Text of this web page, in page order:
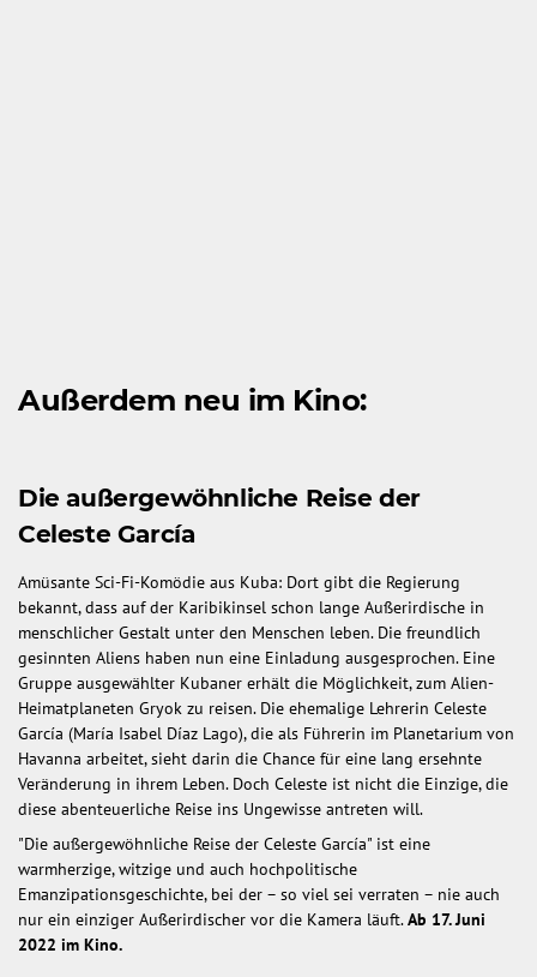
Außerdem neu im Kino:
Die außergewöhnliche Reise der
Celeste García
Amüsante Sci-Fi-Komödie aus Kuba: Dort gibt die Regierung
bekannt, dass auf der Karibikinsel schon lange Außerirdische in
menschlicher Gestalt unter den Menschen leben. Die freundlich
gesinnten Aliens haben nun eine Einladung ausgesprochen. Eine
Gruppe ausgewählter Kubaner erhält die Möglichkeit, zum Alien-
Heimatplaneten Gryok zu reisen. Die ehemalige Lehrerin Celeste
García (María Isabel Díaz Lago), die als Führerin im Planetarium von
Havanna arbeitet, sieht darin die Chance für eine lang ersehnte
Veränderung in ihrem Leben. Doch Celeste ist nicht die Einzige, die
diese abenteuerliche Reise ins Ungewisse antreten will.
"Die außergewöhnliche Reise der Celeste García" ist eine
warmherzige, witzige und auch hochpolitische
Emanzipationsgeschichte, bei der – so viel sei verraten – nie auch
nur ein einziger Außerirdischer vor die Kamera läuft.Ab 17. Juni
2022 im Kino.